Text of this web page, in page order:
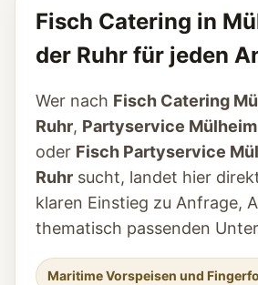
Fisch Catering in
der Ruhr für jeden
Wer nach Fisch Catering
Ruhr, Partyservice Mülheim
oder Fisch Partyservice
Ruhr sucht, landet hier
klaren Einstieg zu Anfrage,
thematisch passenden
Maritime Vorspeisen und